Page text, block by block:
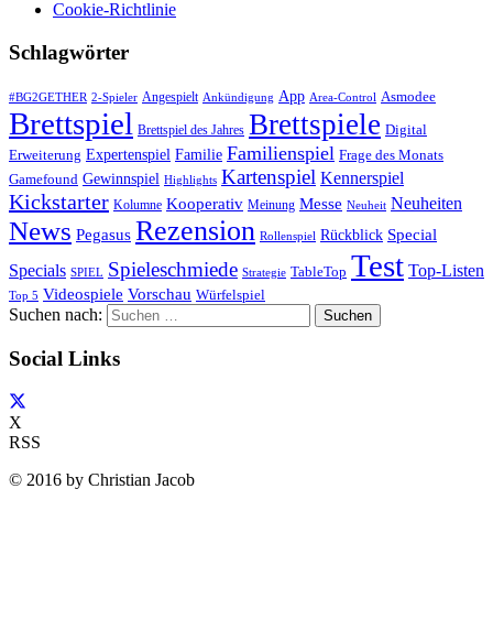
Cookie-Richtlinie
Schlagwörter
#BG2GETHER 2-Spieler Angespielt Ankündigung App Area-Control Asmodee
Brettspiel Brettspiel des Jahres Brettspiele Digital
Erweiterung Expertenspiel Familie Familienspiel Frage des Monats
Gamefound Gewinnspiel Highlights Kartenspiel Kennerspiel
Kickstarter Kolumne Kooperativ Meinung Messe Neuheit Neuheiten
News Pegasus Rezension Rollenspiel Rückblick Special
Specials SPIEL Spieleschmiede Strategie TableTop Test Top-Listen
Top 5 Videospiele Vorschau Würfelspiel
Suchen nach:
Social Links
X
RSS
© 2016 by Christian Jacob